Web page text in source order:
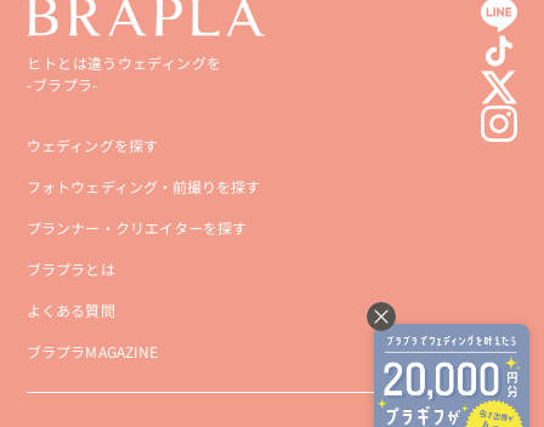
ヒトとは違うウェディングを
-ブラプラ-
ウェディングを探す
フォトウェディング・前撮りを探す
プランナー・クリエイターを探す
ブラプラとは
よくある質問
ブラプラMAGAZINE